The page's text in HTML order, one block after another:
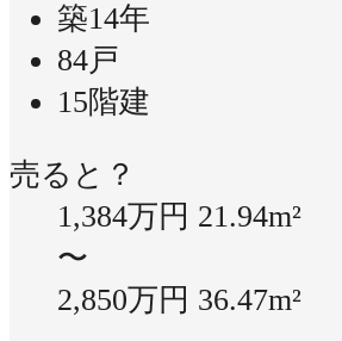
築14年
84戸
15階建
売ると？
1,384万円 21.94m²
〜
2,850万円 36.47m²